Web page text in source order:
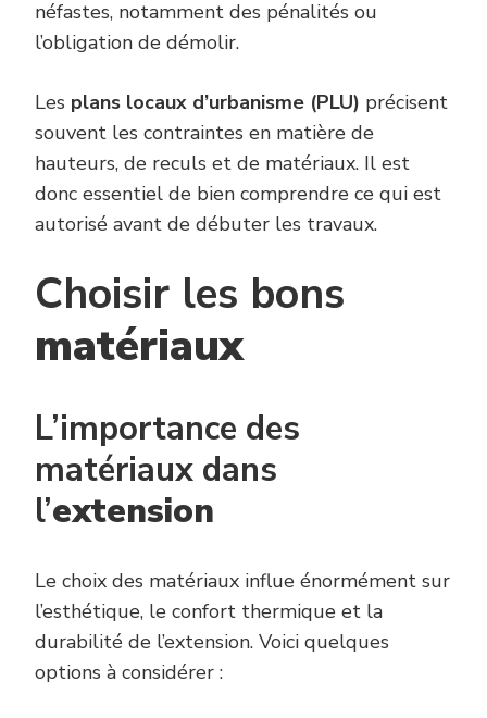
néfastes, notamment des pénalités ou
l’obligation de démolir.
Les plans locaux d’urbanisme (PLU) précisent
souvent les contraintes en matière de
hauteurs, de reculs et de matériaux. Il est
donc essentiel de bien comprendre ce qui est
autorisé avant de débuter les travaux.
Choisir les bons
matériaux
L’importance des
matériaux dans
l’extension
Le choix des matériaux influe énormément sur
l’esthétique, le confort thermique et la
durabilité de l’extension. Voici quelques
options à considérer :